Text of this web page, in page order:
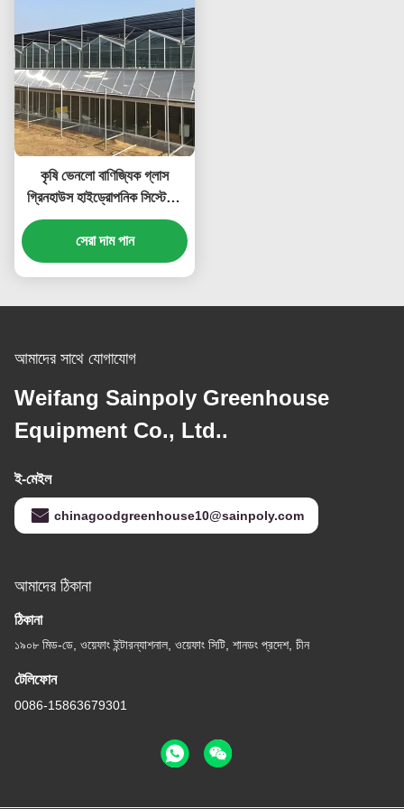
কৃষি ভেনলো বাণিজ্যিক গ্লাস
গ্রিনহাউস হাইড্রোপনিক সিস্টেমের
সাথে 9.6 মিটার প্রস্থ
সেরা দাম পান
আমাদের সাথে যোগাযোগ
Weifang Sainpoly Greenhouse
Equipment Co., Ltd..
ই-মেইল
chinagoodgreenhouse10@sainpoly.com
আমাদের ঠিকানা
ঠিকানা
১৯০৮ মিড-ডে, ওয়েফাং ইন্টারন্যাশনাল, ওয়েফাং সিটি, শানডং প্রদেশ, চীন
টেলিফোন
0086-15863679301